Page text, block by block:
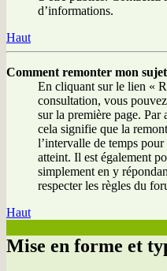
d’informations.
Haut
Comment remonter mon
En cliquant sur le lien «
consultation, vous pouvez
sur la première page. Par
cela signifie que la
l’intervalle de temps pour
atteint. Il est également
simplement en y
respecter les règles du
Haut
Mise en forme et